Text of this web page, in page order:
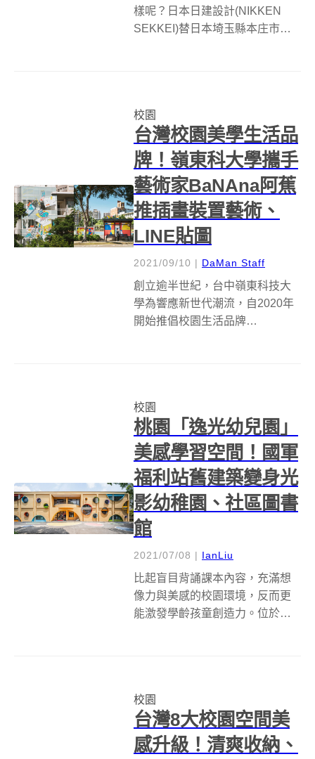
樣呢？日本日建設計(NIKKEN
SEKKEI)替日本埼玉縣本庄市的
主義風格的混凝土外牆上，打上...
校園
台灣校園美學生活品
牌！嶺東科大學攜手
藝術家BaNAna阿蕉
推插畫裝置藝術、
LINE貼圖
2021/09/10 | DaMan Staff
創立逾半世紀，台中嶺東科技大
學為響應新世代潮流，自2020年
開始推倡校園生活品牌
代黃色做為品牌色彩語言，搭配
由...
校園
桃園「逸光幼兒園」
美感學習空間！國軍
福利站舊建築變身光
影幼稚園、社區圖書
館
2021/07/08 | IanLiu
比起盲目背誦課本內容，充滿想
像力與美感的校園環境，反而更
能激發學齡孩童創造力。位於桃
塑國軍福利站...
校園
台灣8大校園空間美
感升級！清爽收納、